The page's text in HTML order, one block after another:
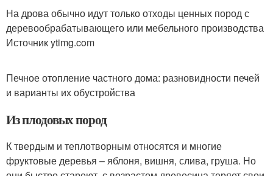
На дрова обычно идут только отходы ценных пород с
деревообрабатывающего или мебельного производства
Источник ytimg.com
Печное отопление частного дома: разновидности печей
и варианты их обустройства
Из плодовых пород
К твердым и теплотворным относятся и многие
фруктовые деревья – яблоня, вишня, слива, груша. Но